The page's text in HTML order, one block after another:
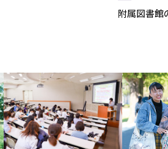
附属図書館